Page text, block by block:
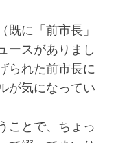
に「前市長」
ースがありまし
られた前市長に
が気になってい
ことで、ちょっ